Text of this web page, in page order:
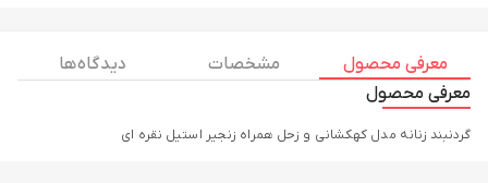
معرفی محصول مشخصات
دیدگاه ها
معرفی محصول
گردنبند زنانه مدل کهکشانی و زحل همراه زنجیر استیل نقره ای